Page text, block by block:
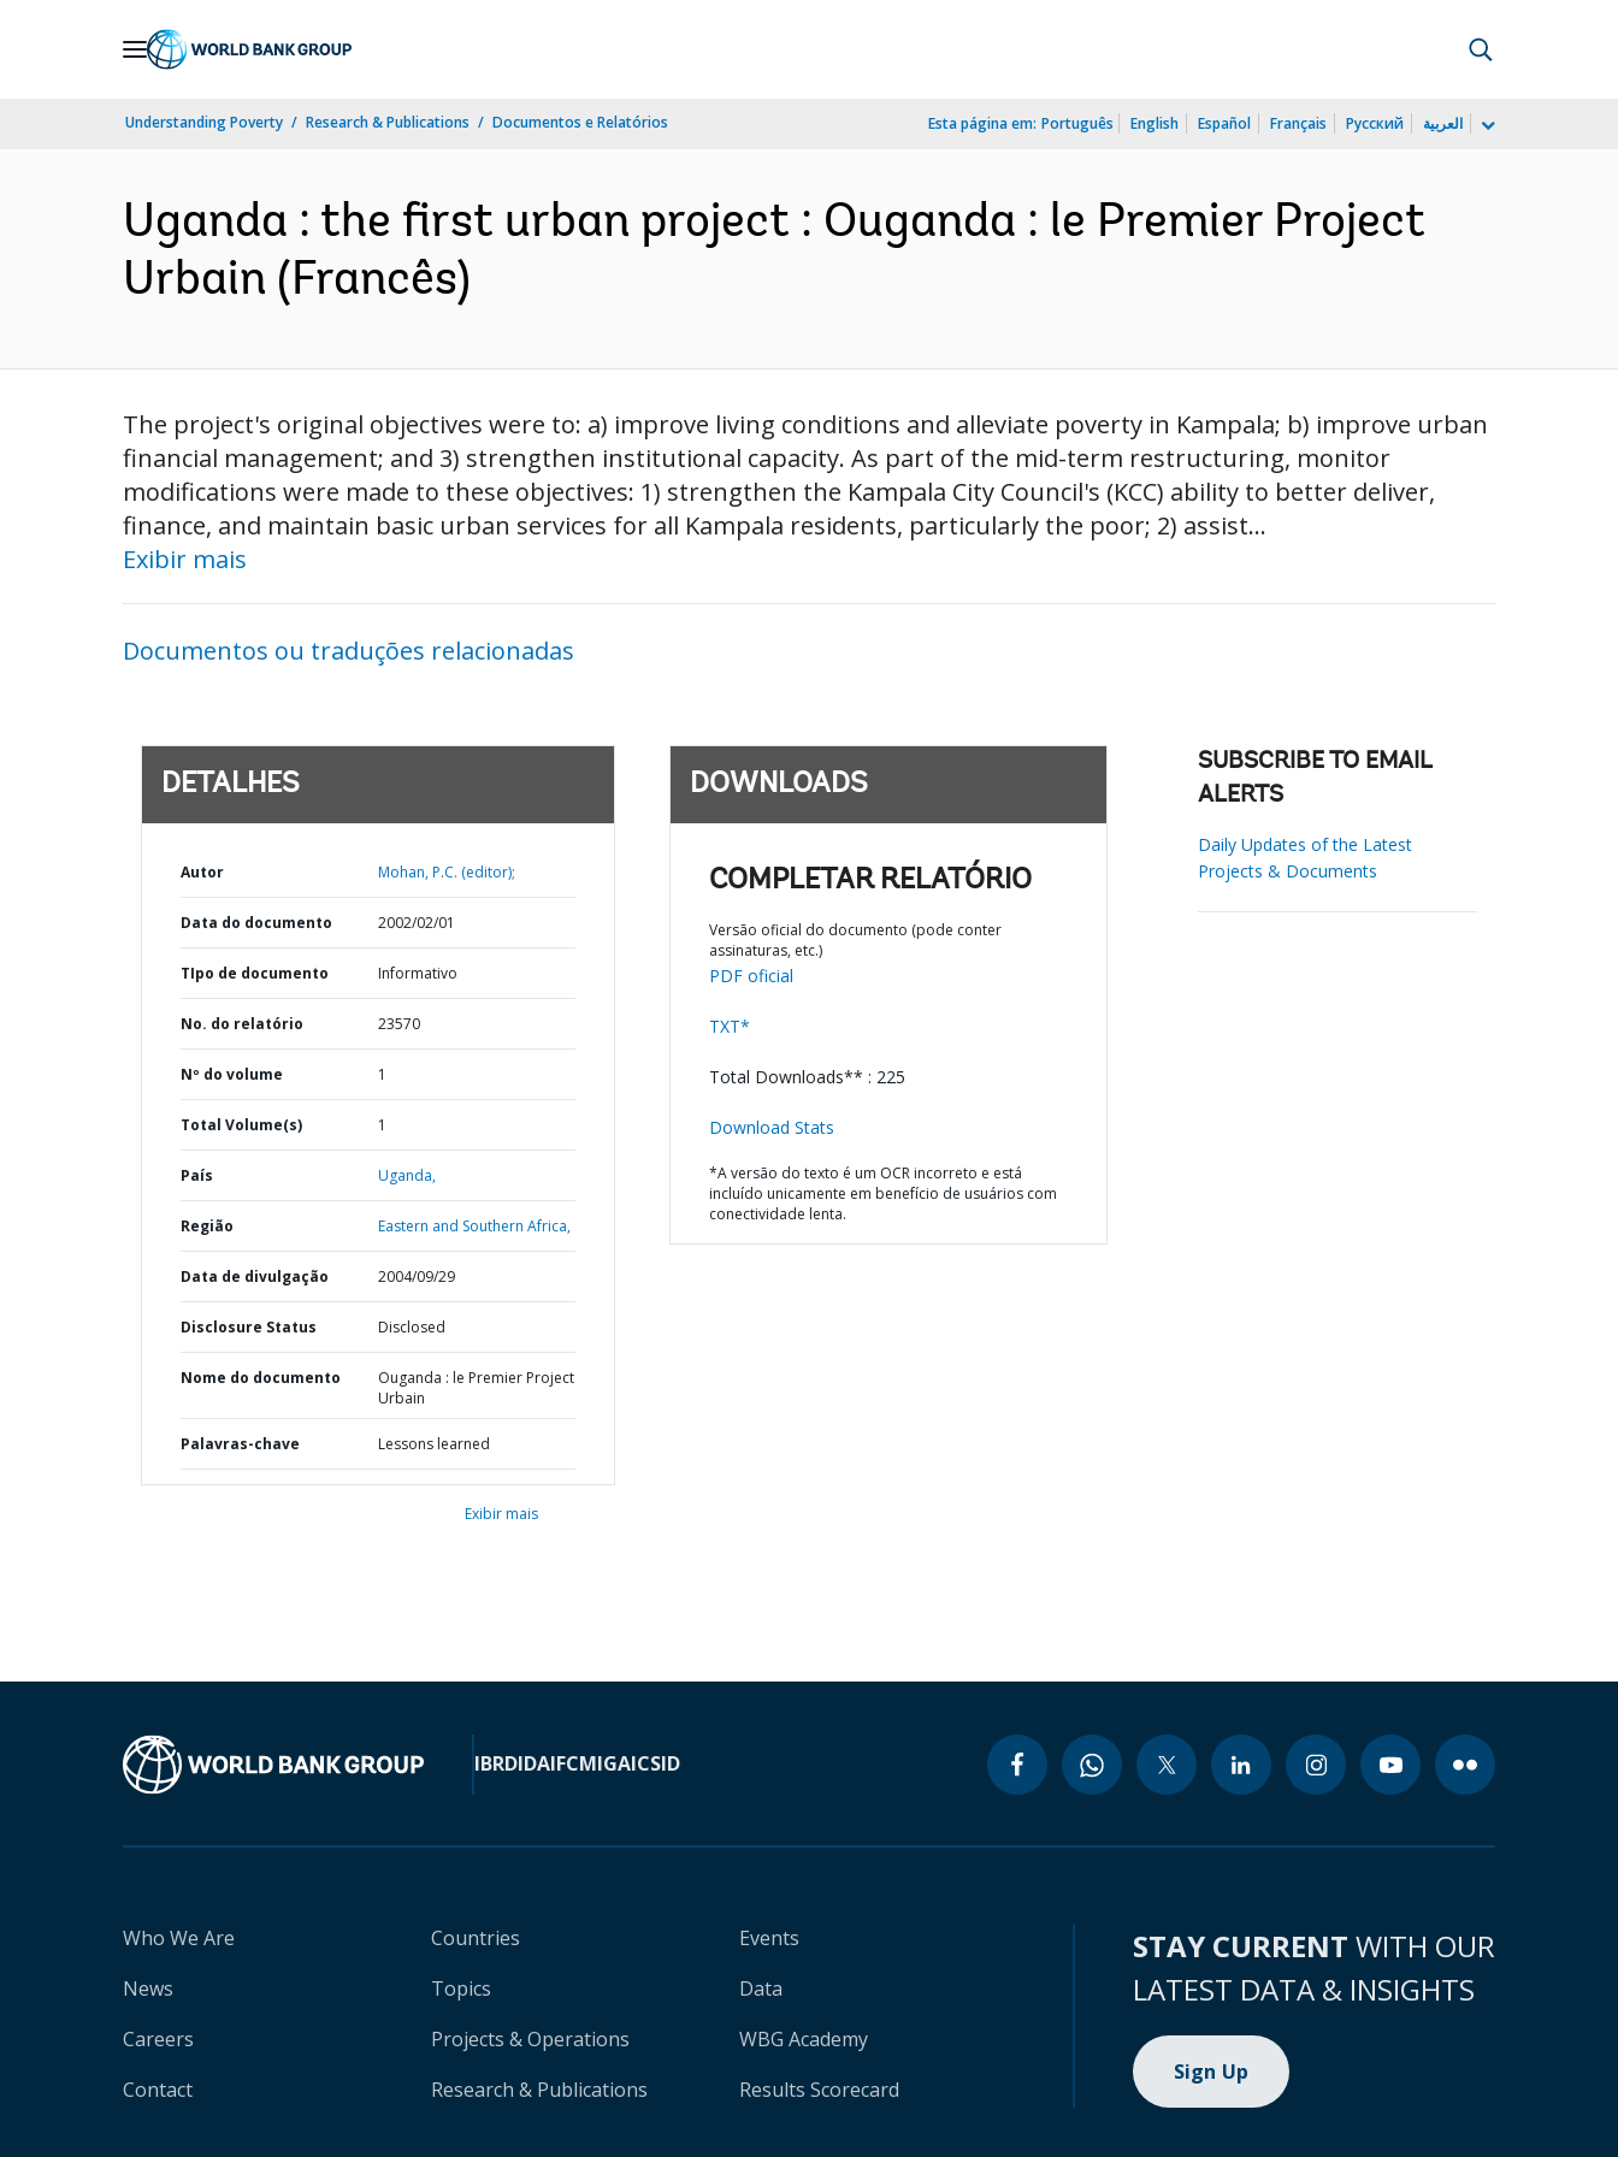
Understanding Poverty Research & Publications Documentos e Relatórios Esta página em: Português English Español Français Русский العربية
Uganda : the first urban project : Ouganda : le Premier Project
Urbain (Francês)
The project's original objectives were to: a) improve living conditions and alleviate poverty in Kampala; b) improve urban
financial management; and 3) strengthen institutional capacity. As part of the mid-term restructuring, monitor
modifications were made to these objectives: 1) strengthen the Kampala City Council's (KCC) ability to better deliver,
finance, and maintain basic urban services for all Kampala residents, particularly the poor; 2) assist...
Exibir mais
Documentos ou traduções relacionadas
DETALHES
Autor Mohan, P.C. (editor);
Data do documento 2002/02/01
TIpo de documento Informativo
No. do relatório 23570
Nº do volume 1
Total Volume(s) 1
País Uganda,
Região Eastern and Southern Africa,
Data de divulgação 2004/09/29
Disclosure Status Disclosed
Nome do documento
Ouganda : le Premier Project
Urbain
Palavras-chave Lessons learned
Exibir mais
DOWNLOADS
COMPLETAR RELATÓRIO
Versão oficial do documento (pode conter
assinaturas, etc.)
PDF oficial
TXT*
Total Downloads** : 225
Download Stats
*A versão do texto é um OCR incorreto e está
incluído unicamente em benefício de usuários com
conectividade lenta.
SUBSCRIBE TO EMAIL
ALERTS
Daily Updates of the Latest
Projects & Documents
IBRDIDAIFCMIGAICSID
Who We Are
News
Careers
Contact
Countries
Topics
Projects & Operations
Research & Publications
Events
Data
WBG Academy
Results Scorecard
STAY CURRENT WITH OUR
LATEST DATA & INSIGHTS
Sign Up